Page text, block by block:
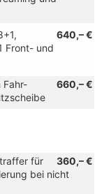
640,– €
Front- und
660,– €
Fahr-
360,– €
für
bei nicht